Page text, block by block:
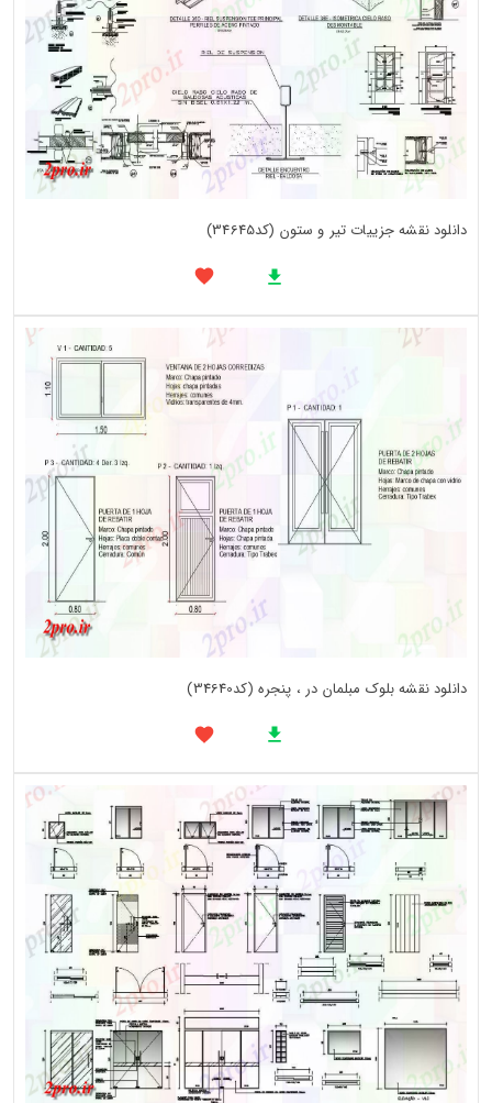
دانلود نقشه جزییات تیر و ستون (کد34645)
دانلود نقشه بلوک مبلمان در ، پنجره (کد34640)